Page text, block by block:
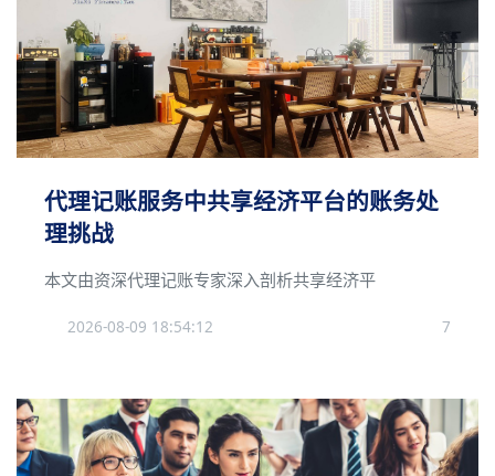
代理记账服务中共享经济平台的账务处
理挑战
本文由资深代理记账专家深入剖析共享经济平
2026-08-09 18:54:12 7